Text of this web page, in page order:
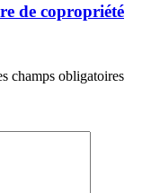
de copropriété
champs obligatoires